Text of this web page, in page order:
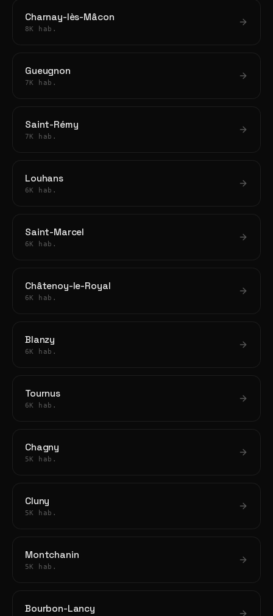
Charnay-lès-Mâcon
8K hab.
Gueugnon
7K hab.
Saint-Rémy
7K hab.
Louhans
6K hab.
Saint-Marcel
6K hab.
Châtenoy-le-Royal
6K hab.
Blanzy
6K hab.
Tournus
6K hab.
Chagny
5K hab.
Cluny
5K hab.
Montchanin
5K hab.
Bourbon-Lancy